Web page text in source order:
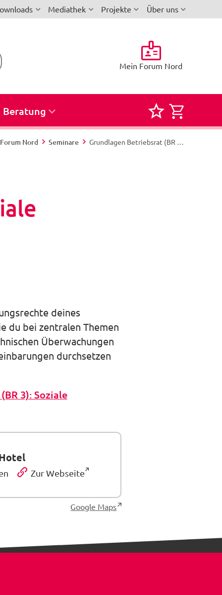
Mediathek Projekte Über uns
Mein Forum Nord
Beratung
Merkliste
fürzur
Nord Seminare Grundlagen Betriebsrat (BR 3): Soziale Angelegenheiten - „Agieren statt reagieren!“ - Nord 361/26 - Büsum
deines
du bei zentralen Themen
Überwachungen
durchsetzen
3): Soziale
Zur Webseite
Google Maps